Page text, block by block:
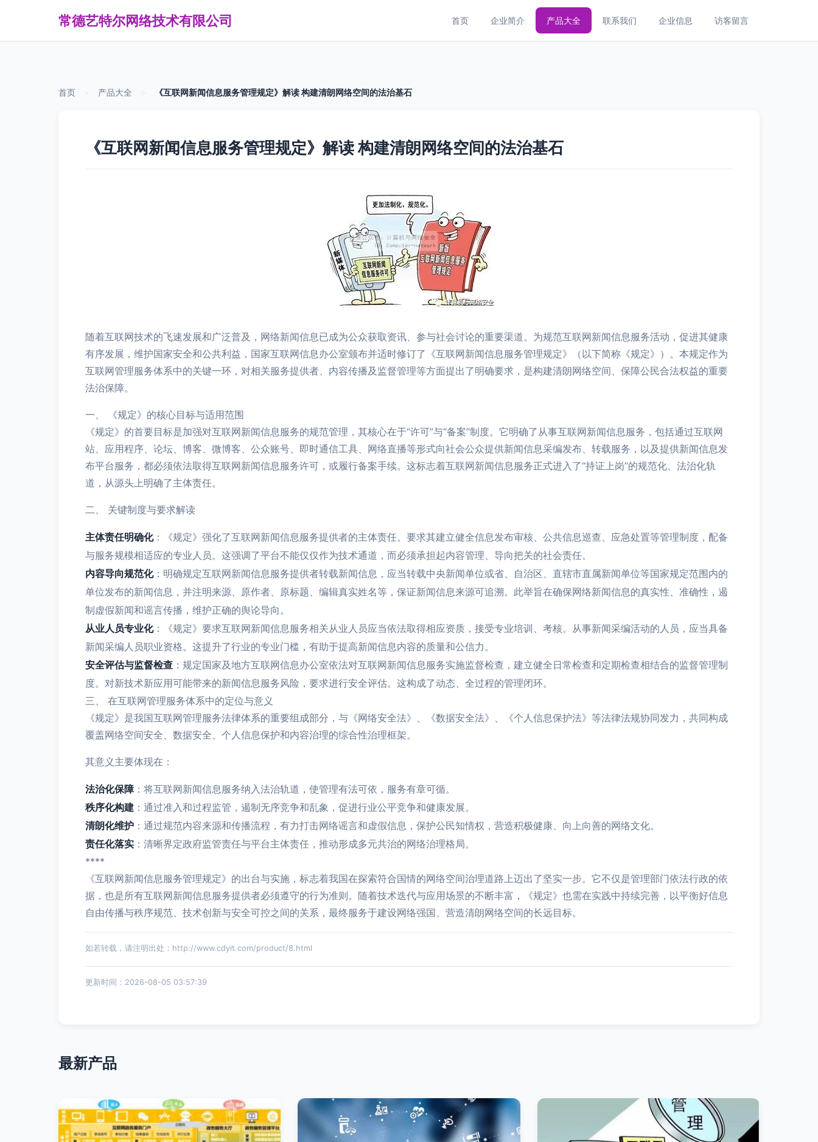
常德艺特尔网络技术有限公司 首页 企业简介 产品大全 联系我们 企业信息 访客留言
首页 产品大全 《互联网新闻信息服务管理规定》解读 构建清朗网络空间的法治基石
《互联网新闻信息服务管理规定》解读 构建清朗网络空间的法治基石
随着互联网技术的飞速发展和广泛普及，网络新闻信息已成为公众获取资讯、参与社会讨论的重要渠道。为规范互联网新闻信息服务活动，促进其健康
有序发展，维护国家安全和公共利益，国家互联网信息办公室颁布并适时修订了《互联网新闻信息服务管理规定》（以下简称《规定》）。本规定作为
互联网管理服务体系中的关键一环，对相关服务提供者、内容传播及监督管理等方面提出了明确要求，是构建清朗网络空间、保障公民合法权益的重要
法治保障。
一、 《规定》的核心目标与适用范围
《规定》的首要目标是加强对互联网新闻信息服务的规范管理，其核心在于“许可”与“备案”制度。它明确了从事互联网新闻信息服务，包括通过互联网
站、应用程序、论坛、博客、微博客、公众账号、即时通信工具、网络直播等形式向社会公众提供新闻信息采编发布、转载服务，以及提供新闻信息发
布平台服务，都必须依法取得互联网新闻信息服务许可，或履行备案手续。这标志着互联网新闻信息服务正式进入了“持证上岗”的规范化、法治化轨
道，从源头上明确了主体责任。
二、 关键制度与要求解读
主体责任明确化：《规定》强化了互联网新闻信息服务提供者的主体责任。要求其建立健全信息发布审核、公共信息巡查、应急处置等管理制度，配备
与服务规模相适应的专业人员。这强调了平台不能仅仅作为技术通道，而必须承担起内容管理、导向把关的社会责任。
内容导向规范化：明确规定互联网新闻信息服务提供者转载新闻信息，应当转载中央新闻单位或省、自治区、直辖市直属新闻单位等国家规定范围内的
单位发布的新闻信息，并注明来源、原作者、原标题、编辑真实姓名等，保证新闻信息来源可追溯。此举旨在确保网络新闻信息的真实性、准确性，遏
制虚假新闻和谣言传播，维护正确的舆论导向。
从业人员专业化：《规定》要求互联网新闻信息服务相关从业人员应当依法取得相应资质，接受专业培训、考核。从事新闻采编活动的人员，应当具备
新闻采编人员职业资格。这提升了行业的专业门槛，有助于提高新闻信息内容的质量和公信力。
安全评估与监督检查 ：规定国家及地方互联网信息办公室依法对互联网新闻信息服务实施监督检查，建立健全日常检查和定期检查相结合的监督管理制
度。对新技术新应用可能带来的新闻信息服务风险，要求进行安全评估。这构成了动态、全过程的管理闭环。
三、 在互联网管理服务体系中的定位与意义
《规定》是我国互联网管理服务法律体系的重要组成部分，与《网络安全法》、《数据安全法》、《个人信息保护法》等法律法规协同发力，共同构成
覆盖网络空间安全、数据安全、个人信息保护和内容治理的综合性治理框架。
其意义主要体现在：
法治化保障：将互联网新闻信息服务纳入法治轨道，使管理有法可依，服务有章可循。
秩序化构建 ：通过准入和过程监管，遏制无序竞争和乱象，促进行业公平竞争和健康发展。
清朗化维护 ：通过规范内容来源和传播流程，有力打击网络谣言和虚假信息，保护公民知情权，营造积极健康、向上向善的网络文化。
责任化落实 ：清晰界定政府监管责任与平台主体责任，推动形成多元共治的网络治理格局。
****
《互联网新闻信息服务管理规定》的出台与实施，标志着我国在探索符合国情的网络空间治理道路上迈出了坚实一步。它不仅是管理部门依法行政的依
据，也是所有互联网新闻信息服务提供者必须遵守的行为准则。随着技术迭代与应用场景的不断丰富，《规定》也需在实践中持续完善，以平衡好信息
自由传播与秩序规范、技术创新与安全可控之间的关系，最终服务于建设网络强国、营造清朗网络空间的长远目标。
如若转载，请注明出处：http://www.cdyit.com/product/8.html
更新时间：2026-08-05 03:57:39
最新产品